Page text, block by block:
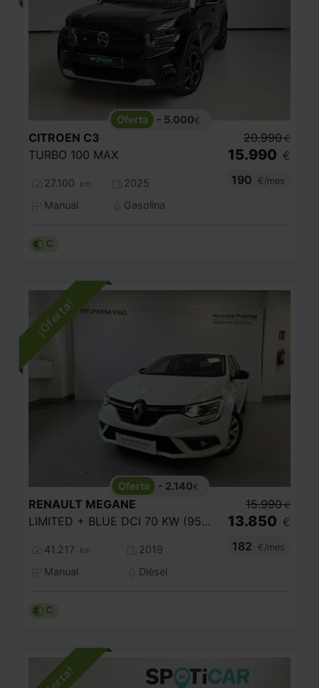
- 5.000€
CITROEN C3
TURBO 100 MAX
27.100 km
2025
Manual
Gasolina
20.990 €
15.990 €
190
€/mes
C
- 2.140€
RENAULT MEGANE
LIMITED + BLUE DCI 70 KW (95CV) SS
41.217 km
2019
Manual
Diésel
15.990 €
13.850 €
182
€/mes
C